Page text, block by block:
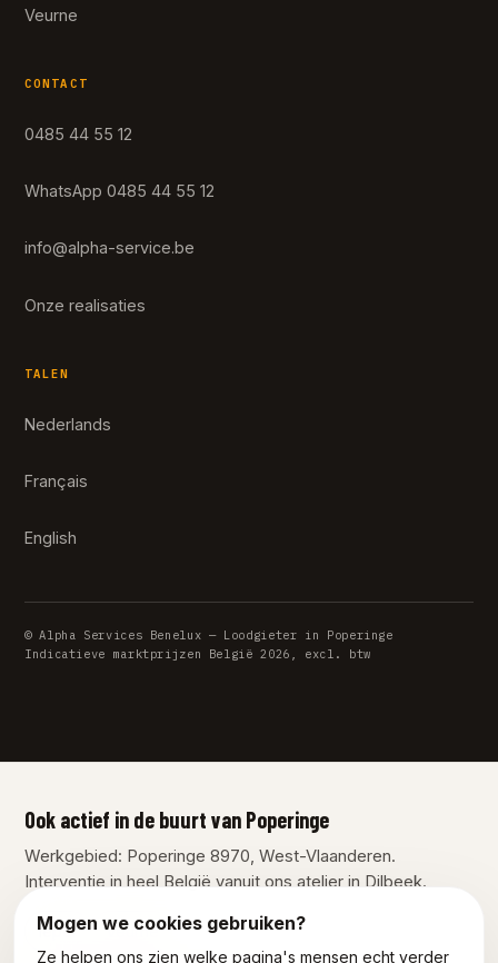
Veurne
CONTACT
0485 44 55 12
WhatsApp 0485 44 55 12
info@alpha-service.be
Onze realisaties
TALEN
Nederlands
Français
English
© Alpha Services Benelux — Loodgieter in Poperinge
Indicatieve marktprijzen België 2026, excl. btw
Ook actief in de buurt van Poperinge
Werkgebied: Poperinge 8970, West-Vlaanderen.
Interventie in heel België vanuit ons atelier in Dilbeek.
Ieper Veurne
Mogen we cookies gebruiken?
Ze helpen ons zien welke pagina's mensen echt verder